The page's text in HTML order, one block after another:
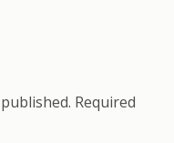
Required